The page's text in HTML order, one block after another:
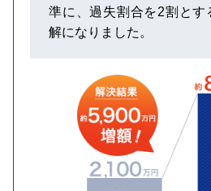
準に、過失割合を2割とす
解になりました。